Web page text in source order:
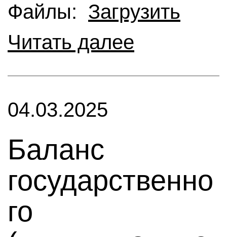
Файлы: Загрузить
Читать далее
04.03.2025
Баланс
государственно
го